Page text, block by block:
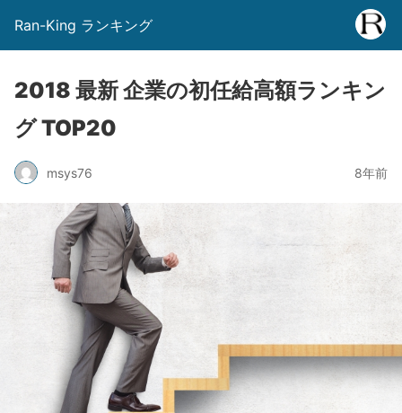
Ran-King ランキング
2018 最新 企業の初任給高額ランキン
グ TOP20
msys76 8年前